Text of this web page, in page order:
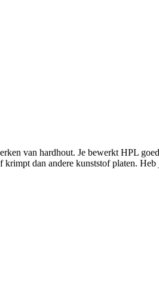
van hardhout. Je bewerkt HPL
dan andere kunststof platen.